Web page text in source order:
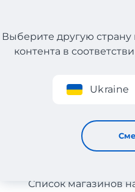
Регистрация
Выберите другую
контента в
Ukraine
Косметика и
Косметика
Список магазинов